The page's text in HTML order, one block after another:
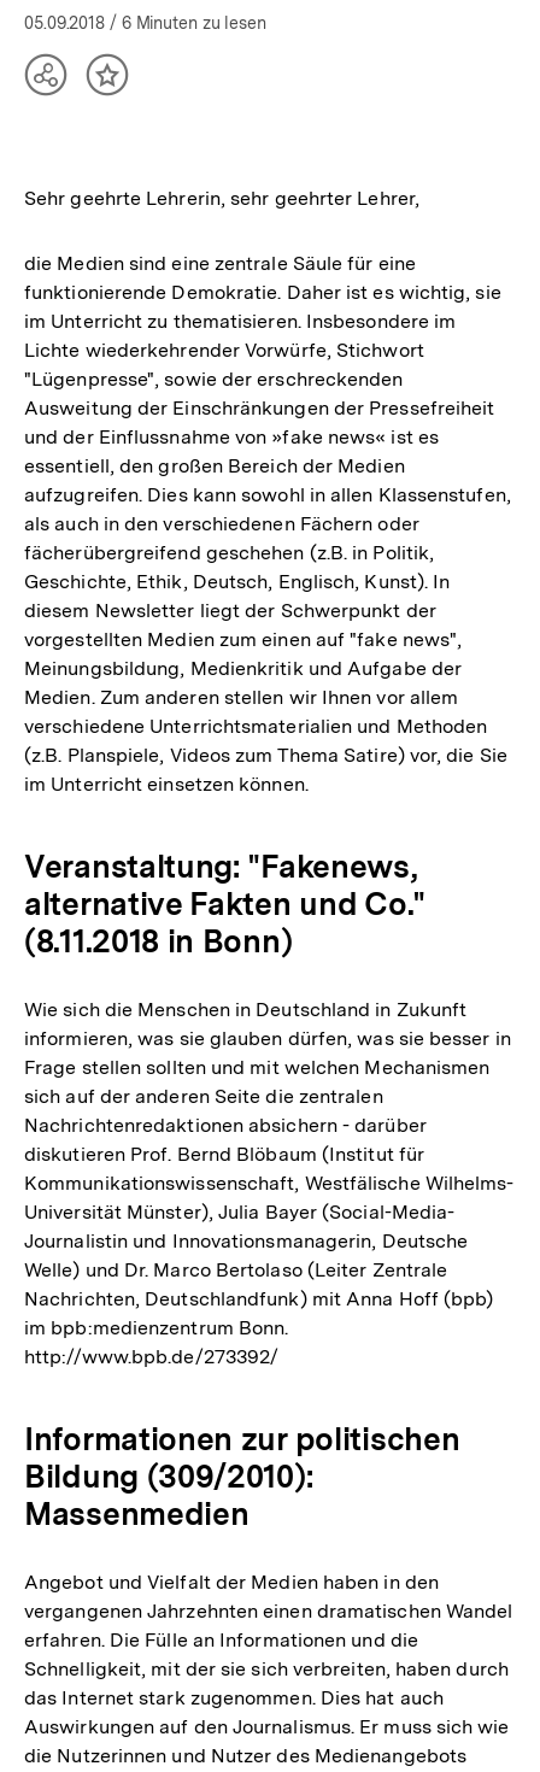
05.09.2018 / 6 Minuten zu lesen
TeilenInhalt
Sehr geehrte Lehrerin, sehr geehrter Lehrer,
die Medien sind eine zentrale Säule für eine
funktionierende Demokratie. Daher ist es wichtig, sie
im Unterricht zu thematisieren. Insbesondere im
Lichte wiederkehrender Vorwürfe, Stichwort
"Lügenpresse", sowie der erschreckenden
Ausweitung der Einschränkungen der Pressefreiheit
und der Einflussnahme von »fake news« ist es
essentiell, den großen Bereich der Medien
aufzugreifen. Dies kann sowohl in allen Klassenstufen,
als auch in den verschiedenen Fächern oder
fächerübergreifend geschehen (z.B. in Politik,
Geschichte, Ethik, Deutsch, Englisch, Kunst). In
diesem Newsletter liegt der Schwerpunkt der
vorgestellten Medien zum einen auf "fake news",
Meinungsbildung, Medienkritik und Aufgabe der
Medien. Zum anderen stellen wir Ihnen vor allem
verschiedene Unterrichtsmaterialien und Methoden
(z.B. Planspiele, Videos zum Thema Satire) vor, die Sie
im Unterricht einsetzen können.
Veranstaltung: "Fakenews,
alternative Fakten und Co."
(8.11.2018 in Bonn)
Wie sich die Menschen in Deutschland in Zukunft
informieren, was sie glauben dürfen, was sie besser in
Frage stellen sollten und mit welchen Mechanismen
sich auf der anderen Seite die zentralen
Nachrichtenredaktionen absichern - darüber
diskutieren Prof. Bernd Blöbaum (Institut für
Kommunikationswissenschaft, Westfälische Wilhelms-
Universität Münster), Julia Bayer (Social-Media-
Journalistin und Innovationsmanagerin, Deutsche
Welle) und Dr. Marco Bertolaso (Leiter Zentrale
Nachrichten, Deutschlandfunk) mit Anna Hoff (bpb)
im bpb:medienzentrum Bonn.
http://www.bpb.de/273392/
Informationen zur politischen
Bildung (309/2010):
Massenmedien
Angebot und Vielfalt der Medien haben in den
vergangenen Jahrzehnten einen dramatischen Wandel
erfahren. Die Fülle an Informationen und die
Schnelligkeit, mit der sie sich verbreiten, haben durch
das Internet stark zugenommen. Dies hat auch
Auswirkungen auf den Journalismus. Er muss sich wie
die Nutzerinnen und Nutzer des Medienangebots